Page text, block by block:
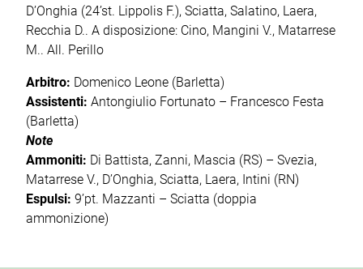
D’Onghia (24’st. Lippolis F.), Sciatta, Salatino, Laera,
Recchia D.. A disposizione: Cino, Mangini V., Matarrese
M.. All. Perillo
Arbitro: Domenico Leone (Barletta)
Assistenti: Antongiulio Fortunato – Francesco Festa
(Barletta)
Note
Ammoniti: Di Battista, Zanni, Mascia (RS) – Svezia,
Matarrese V., D’Onghia, Sciatta, Laera, Intini (RN)
Espulsi: 9’pt. Mazzanti – Sciatta (doppia
ammonizione)